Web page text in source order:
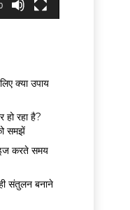
क्या उपाय
हो रहा है?
समझें
करते समय
संतुलन बनाने